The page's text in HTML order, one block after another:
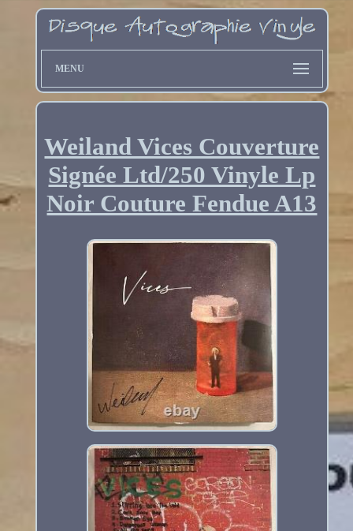
MENU
Weiland Vices Couverture
Signée Ltd/250 Vinyle Lp
Noir Couture Fendue A13